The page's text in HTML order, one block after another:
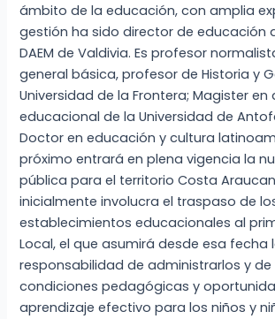
ámbito de la educación, con amplia
gestión ha sido director de educación
DAEM de Valdivia. Es profesor
general básica, profesor de Historia y
Universidad de la Frontera; Magister
educacional de la Universidad de
Doctor en educación y cultura
próximo entrará en plena vigencia la
pública para el territorio Costa
inicialmente involucra el traspaso de
establecimientos educacionales al
Local, el que asumirá desde esa fecha
responsabilidad de administrarlos y de
condiciones pedagógicas y
aprendizaje efectivo para los niños y